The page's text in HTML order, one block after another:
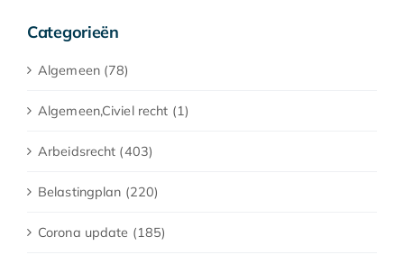
Categorieën
Algemeen (78)
Algemeen,Civiel recht (1)
Arbeidsrecht (403)
Belastingplan (220)
Corona update (185)